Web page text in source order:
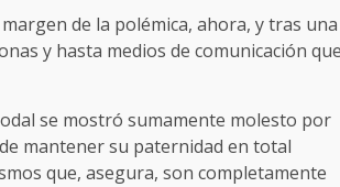
de la polémica, ahora, y tras una
y hasta medios de comunicación
se mostró sumamente molesto por
mantener su paternidad en total
que, asegura, son completamente